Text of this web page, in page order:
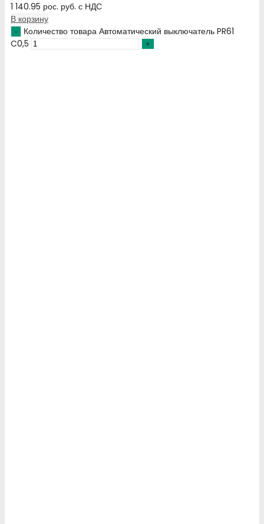
1 140.95 рос. руб. с НДС
В корзину
Количество товара Автоматический выключатель PR61
C0,5